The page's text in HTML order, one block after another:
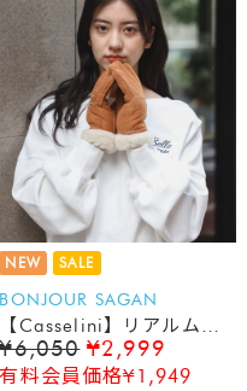
NEW SALE
BONJOUR SAGAN
【Casselini】リアルムー
トン手袋
¥6,050 ¥2,999
有料会員価格¥1,949